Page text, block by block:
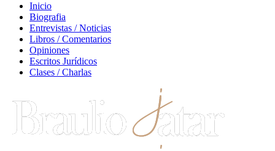
Inicio
Biografia
Entrevistas / Noticias
Libros / Comentarios
Opiniones
Escritos Jurídicos
Clases / Charlas